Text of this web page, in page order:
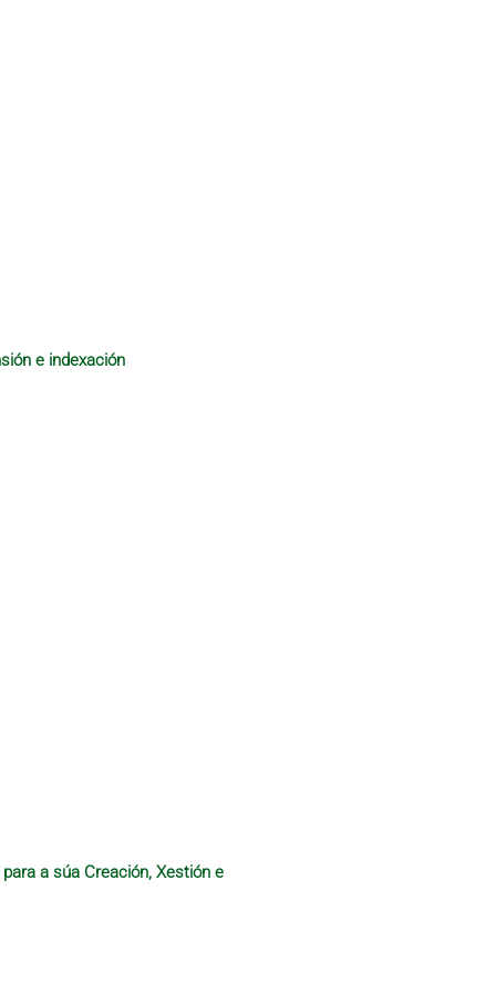
e indexación
a súa Creación, Xestión e